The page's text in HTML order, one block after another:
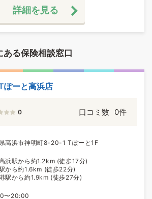
詳細を見る
ある保険相談窓口
ぽーと高浜店
0 口コミ数 0件
高浜市神明町8-20-1 Tぽーと1F
浜駅から約1.2km (徒歩17分)
から約1.6km (徒歩22分)
駅から約1.9km (徒歩27分)
〜20:00